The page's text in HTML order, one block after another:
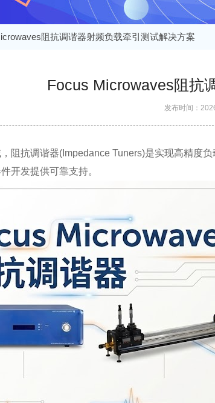
阻抗调谐器射频负载牵引测试解决方案
Focus Microwaves阻抗
发布时间：
抗调谐器(Impedance Tuners)是实现高精度负
开发提供可靠支持。